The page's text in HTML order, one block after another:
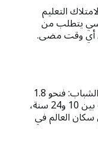
التعليم
يتطلب من
أي وقت مضى.
يشهد العالم زيادة غير مسبوقة في أعداد الشباب: فنحو 1.8
مليار شخص يندرجون ضمن الفئة العمرية بين 10 و24 سنة،
إجمالي سكان العالم في